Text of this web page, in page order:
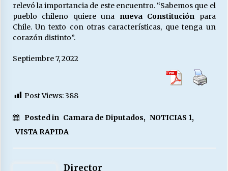
relevó la importancia de este encuentro. “Sabemos que el
pueblo chileno quiere una nueva Constitución para
Chile. Un texto con otras características, que tenga un
corazón distinto”.
Septiembre 7, 2022
Post Views:388
Posted in Camara de Diputados, NOTICIAS 1,
VISTA RAPIDA
Director